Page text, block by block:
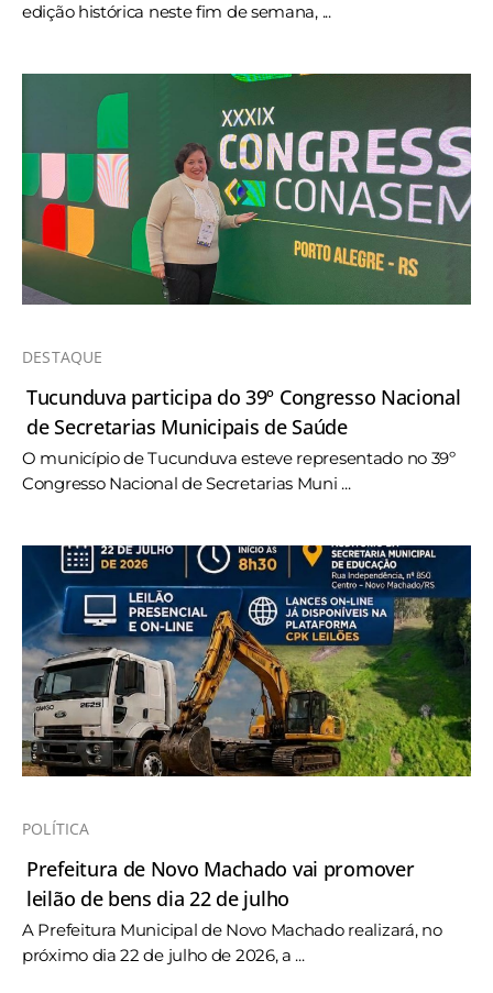
edição histórica neste fim de semana, ...
DESTAQUE
Tucunduva participa do 39º Congresso Nacional
de Secretarias Municipais de Saúde
O município de Tucunduva esteve representado no 39º
Congresso Nacional de Secretarias Muni ...
POLÍTICA
Prefeitura de Novo Machado vai promover
leilão de bens dia 22 de julho
A Prefeitura Municipal de Novo Machado realizará, no
próximo dia 22 de julho de 2026, a ...